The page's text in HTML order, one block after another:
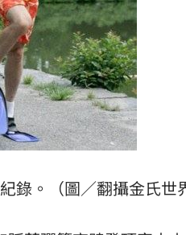
。（圖／翻攝金氏世